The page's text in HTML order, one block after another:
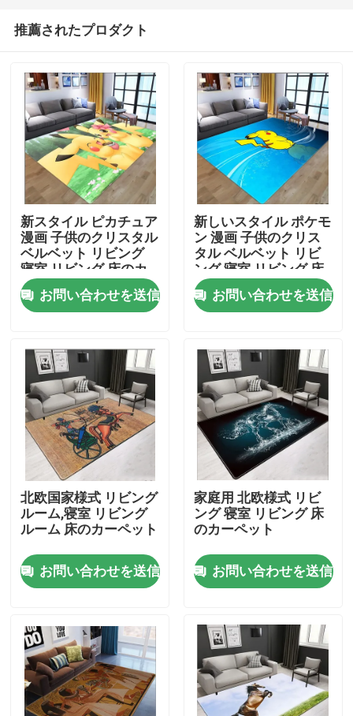
家
プロダクト
ビデオ
米国について
工場旅行
品質管理
引用を要求しなさい
寝室の床のカーペット
居間の床のカーペット
推薦されたプロダクト
新スタイル ピカチュア
漫画 子供のクリスタル
ベルベット リビング
寝室 リビング 床のカ
ーペット
お問い合わせを送信
新しいスタイル ポケモ
ン 漫画 子供のクリス
タル ベルベット リビ
ング 寝室 リビング 床
のカーペット
お問い合わせを送信
北欧国家様式 リビング
ルーム,寝室 リビング
ルーム 床のカーペット
お問い合わせを送信
家庭用 北欧様式 リビ
ング 寝室 リビング 床
のカーペット
お問い合わせを送信